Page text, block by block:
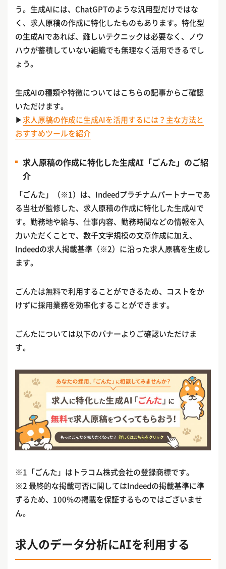
う。生成AIには、ChatGPTのような汎用型だけではな
く、求人原稿の作成に特化したものもあります。特化型
の生成AIであれば、難しいテクニックは必要なく、ノウ
ハウが蓄積していない組織でも無理なく活用できるでし
ょう。
生成AIの種類や特徴についてはこちらの記事からご確認
いただけます。
▶求人原稿の作成に生成AIを活用するには？主な方法と
おすすめツールを紹介
求人原稿の作成に特化した生成AI「ごんた」のご紹
介
「ごんた」（※1）は、Indeedプラチナムパートナーであ
る当社が監修した、求人原稿の作成に特化した生成AIで
す。勤務地や給与、仕事内容、勤務時間などの情報を入
力いただくことで、数千文字規模の文章作成に加え、
Indeedの求人掲載基準（※2）に沿った求人原稿を生成し
ます。
ごんたは無料で利用することができるため、コストをか
けずに採用業務を効率化することができます。
ごんたについては以下のバナーよりご確認いただけま
す。
※1「ごんた」はトラコム株式会社の登録商標です。
※2 最終的な掲載可否に関してはIndeedの掲載基準に準
ずるため、100%の掲載を保証するものではございませ
ん。
求人のデータ分析にAIを利用する